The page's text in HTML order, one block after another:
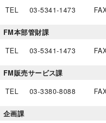
TEL
03-5341-1473
FM本部管財課
TEL
03-5341-1473
FM販売サービス課
TEL
03-3380-8088
企画課